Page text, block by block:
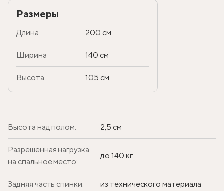
Размеры
Длина 200 см
Ширина 140 см
Высота 105 см
Высота над полом: 2,5 см
Разрешенная нагрузка
на спальное место:
до 140 кг
Задняя часть спинки: из технического материала